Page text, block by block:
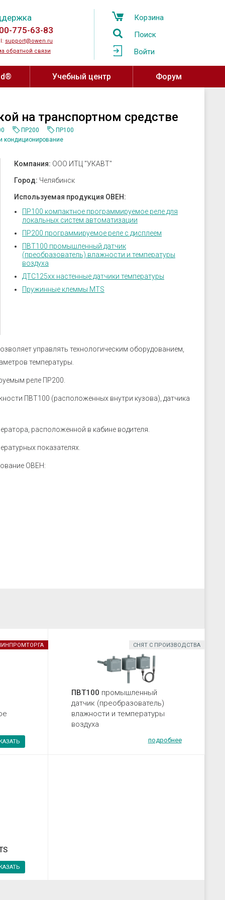
775-63-83
support@owen.ru
обратной связи
Корзина
Поиск
Войти
и
давления
датчики
к датчикам
к датчикам давления
датчикам уровня
устройства связи
SCADA системы
Конфигураторы
Драйверы и библиотеки ОВЕН
Устройства связи
Учебный центр
Региональные учебные центры
Программа сотрудничества с
Форум
на транспортном средстве
ПР200
ПР100
кондиционирование
Компания: ООО ИТЦ "УКАВТ"
Город: Челябинск
Используемая продукция ОВЕН:
ПР100 компактное программируемое реле для
локальных систем автоматизации
ПР200 программируемое реле с дисплеем
ПВТ100 промышленный датчик
(преобразователь) влажности и температуры
воздуха
ДТС125хх настенные датчики температуры
Пружинные клеммы MTS
управлять технологическим оборудованием,
температуры.
реле ПР200.
ПВТ100 (расположенных внутри кузова), датчика
расположенной в кабине водителя.
показателях.
ОВЕН:
ПВТ100 промышленный
датчик (преобразователь)
влажности и температуры
воздуха
подробнее
СНЯТ С ПРОИЗВОДСТВА